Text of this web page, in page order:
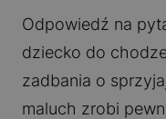
Odpowiedź na
dziecko do
zadbania o
maluch zrobi